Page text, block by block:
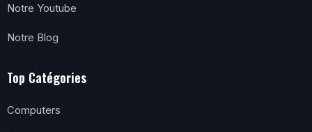
Notre Youtube
Notre Blog
Top Catégories
Computers